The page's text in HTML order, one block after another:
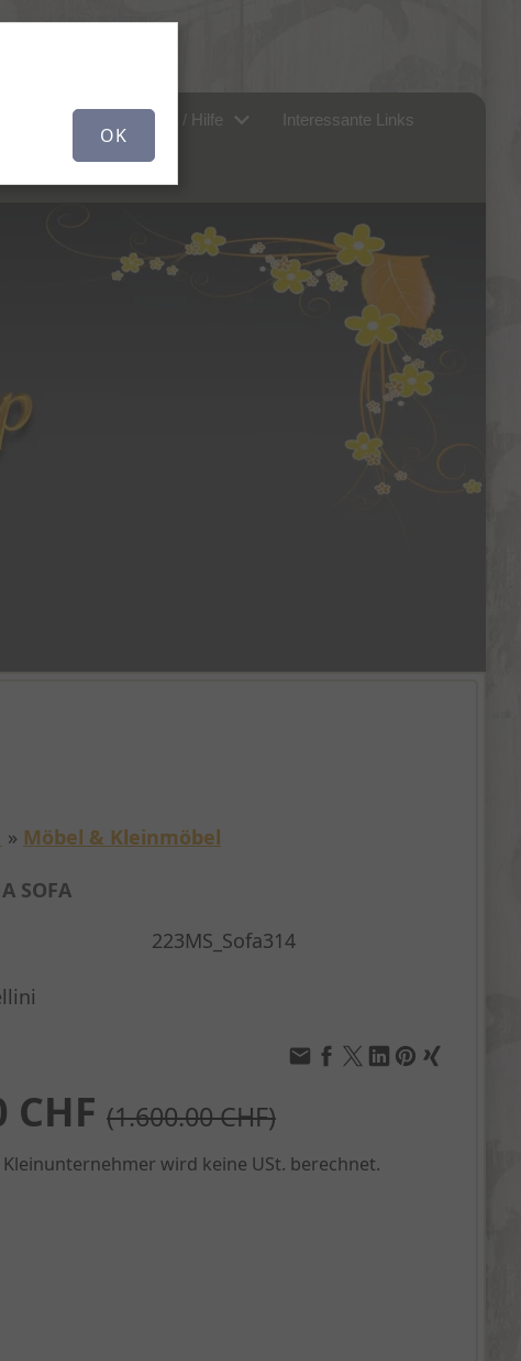
Über uns... FAQ / Hilfe Interessante Links
» Möbel & Kleinmöbel
SOFA
223MS_Sofa314
CHF (1.600.00 CHF)
Kleinunternehmer wird keine USt. berechnet.
OK